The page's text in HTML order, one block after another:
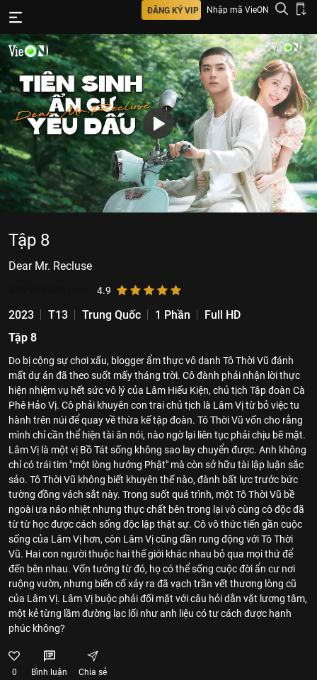
ĐĂNG KÝ VIP Nhập mã VieON
Tập 8
Dear Mr. Recluse
4.9
2023 T13 Trung Quốc 1 Phần
Full HD
Tập 8
Do bị cộng sự chơi xấu, blogger ẩm thực vô danh Tô Thời Vũ đánh
mất dự án đã theo suốt mấy tháng trời. Cô đành phải nhận lời thực
hiện nhiệm vụ hết sức vô lý của Lâm Hiếu Kiện, chủ tịch Tập đoàn Cà
Phê Hảo Vị. Cô phải khuyên con trai chủ tịch là Lâm Vị từ bỏ việc tu
hành trên núi để quay về thừa kế tập đoàn. Tô Thời Vũ vốn cho rằng
mình chỉ cần thể hiện tài ăn nói, nào ngờ lại liên tục phải chịu bẽ mặt.
Lâm Vị là một vị Bồ Tát sống không sao lay chuyển được. Anh không
chỉ có trái tim "một lòng hướng Phật" mà còn sở hữu tài lập luận sắc
sảo. Tô Thời Vũ không biết khuyên thế nào, đành bất lực trước bức
tường đồng vách sắt này. Trong suốt quá trình, một Tô Thời Vũ bề
ngoài ưa náo nhiệt nhưng thực chất bên trong lại vô cùng cô độc đã
từ từ học được cách sống độc lập thật sự. Cô vô thức tiến gần cuộc
sống của Lâm Vị hơn, còn Lâm Vị cũng dần rung động với Tô Thời
Vũ. Hai con người thuộc hai thế giới khác nhau bỏ qua mọi thứ để
đến bên nhau. Vốn tưởng từ đó, họ có thể sống cuộc đời ẩn cư nơi
ruộng vườn, nhưng biến cố xảy ra đã vạch trần vết thương lòng cũ
của Lâm Vị. Lâm Vị buộc phải đối mặt với câu hỏi dằn vặt lương tâm,
một kẻ từng lầm đường lạc lối như anh liệu có tư cách được hạnh
phúc không?
0 Bình luận Chia sẻ